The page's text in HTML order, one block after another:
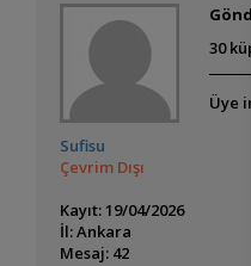
Sufisu
Çevrim Dışı
Kayıt: 19/04/2026
İl: Ankara
Mesaj: 42
30
Üye